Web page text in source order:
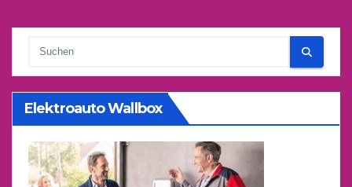
Elektroauto Wallbox